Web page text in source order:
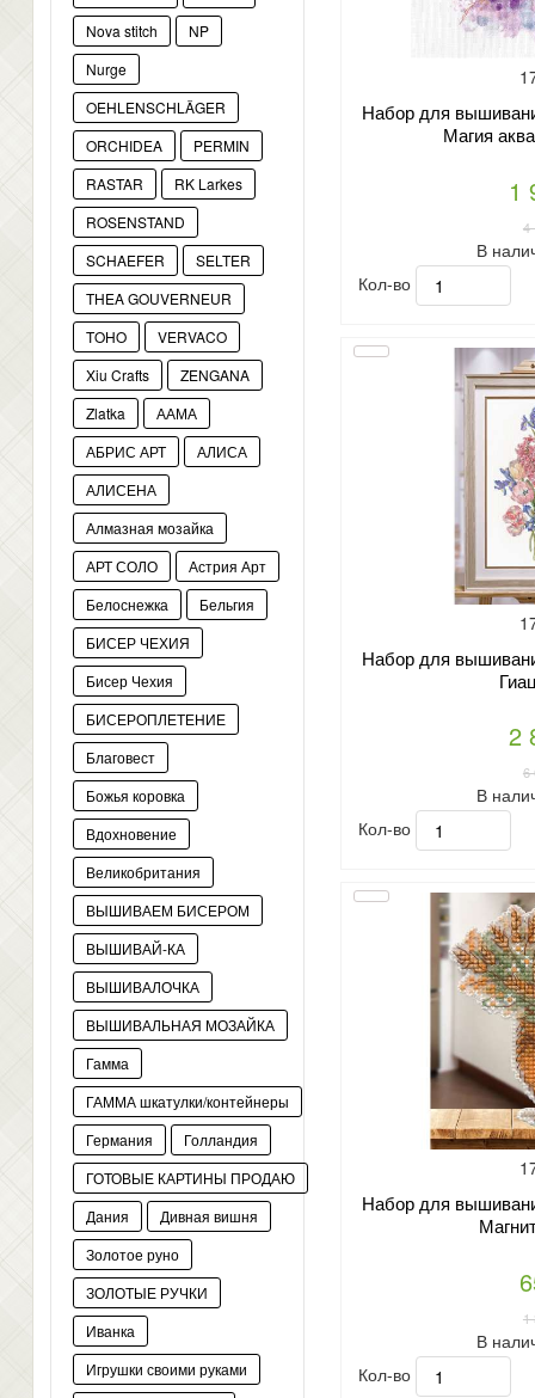
Nova stitch
NP
Nurge
OEHLENSCHLÄGER
ORCHIDEA
PERMIN
RASTAR
RK Larkes
ROSENSTAND
SCHAEFER
SELTER
THEA GOUVERNEUR
TOHO
VERVACO
Xiu Crafts
ZENGANA
Zlatka
ААМА
АБРИС АРТ
АЛИСА
АЛИСЕНА
Алмазная мозайка
АРТ СОЛО
Астрия Арт
Белоснежка
Бельгия
БИСЕР ЧЕХИЯ
Бисер Чехия
БИСЕРОПЛЕТЕНИЕ
Благовест
Божья коровка
Вдохновение
Великобритания
ВЫШИВАЕМ БИСЕРОМ
ВЫШИВАЙ-КА
ВЫШИВАЛОЧКА
ВЫШИВАЛЬНАЯ МОЗАЙКА
Гамма
ГАММА шкатулки/контейнеры
Германия
Голландия
ГОТОВЫЕ КАРТИНЫ ПРОДАЮ
Дания
Дивная вишня
Золотое руно
ЗОЛОТЫЕ РУЧКИ
Иванка
Игрушки своими руками
Набор для
Магия
1
4
В
Кол-во
Набор для
2
6
В
Кол-во
Набор для
1
В
Кол-во